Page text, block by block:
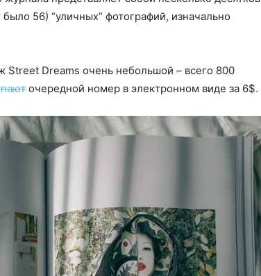
56) “уличных” фотографий, изначально
Street Dreams очень небольшой – всего 800
очередной номер в электронном виде за 6$.